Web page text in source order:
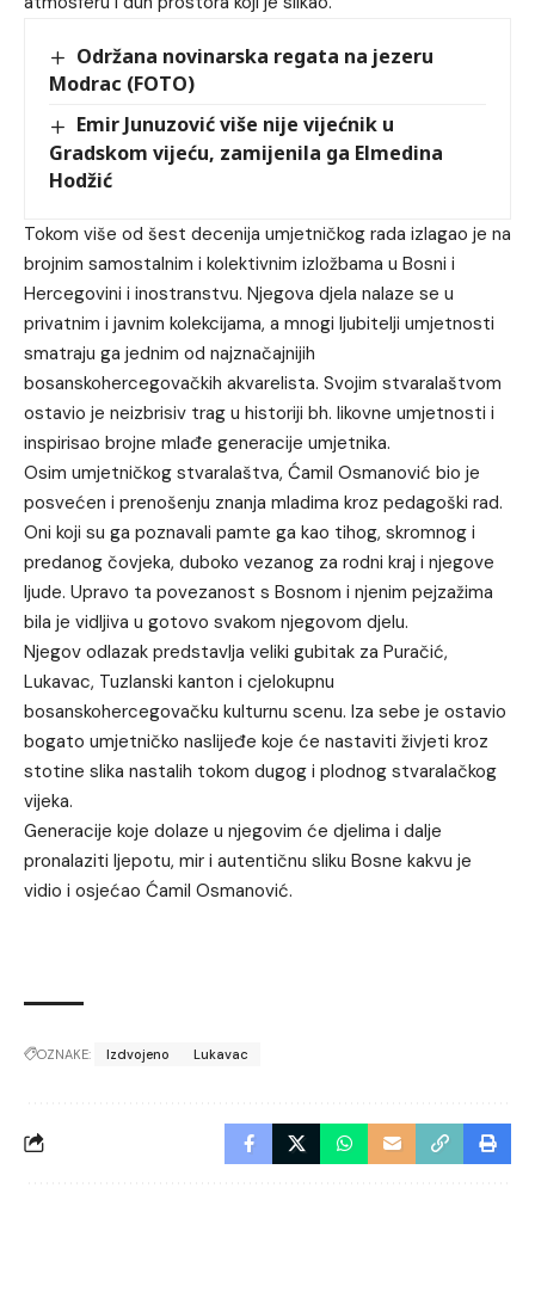
Održana novinarska regata na jezeru
Modrac (FOTO)
Emir Junuzović više nije vijećnik u
Gradskom vijeću, zamijenila ga Elmedina
Hodžić
Tokom više od šest decenija umjetničkog rada izlagao je na
brojnim samostalnim i kolektivnim izložbama u Bosni i
Hercegovini i inostranstvu. Njegova djela nalaze se u
privatnim i javnim kolekcijama, a mnogi ljubitelji umjetnosti
smatraju ga jednim od najznačajnijih
bosanskohercegovačkih akvarelista. Svojim stvaralaštvom
ostavio je neizbrisiv trag u historiji bh. likovne umjetnosti i
inspirisao brojne mlađe generacije umjetnika.
Osim umjetničkog stvaralaštva, Ćamil Osmanović bio je
posvećen i prenošenju znanja mladima kroz pedagoški rad.
Oni koji su ga poznavali pamte ga kao tihog, skromnog i
predanog čovjeka, duboko vezanog za rodni kraj i njegove
ljude. Upravo ta povezanost s Bosnom i njenim pejzažima
bila je vidljiva u gotovo svakom njegovom djelu.
Njegov odlazak predstavlja veliki gubitak za Puračić,
Lukavac, Tuzlanski kanton i cjelokupnu
bosanskohercegovačku kulturnu scenu. Iza sebe je ostavio
bogato umjetničko naslijeđe koje će nastaviti živjeti kroz
stotine slika nastalih tokom dugog i plodnog stvaralačkog
vijeka.
Generacije koje dolaze u njegovim će djelima i dalje
pronalaziti ljepotu, mir i autentičnu sliku Bosne kakvu je
vidio i osjećao Ćamil Osmanović.
OZNAKE: Izdvojeno Lukavac